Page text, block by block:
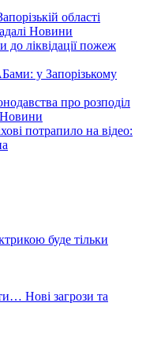
області
Новини
до ліквідації пожеж
у Запорізькому
про розподіл
Новини
потрапило на відео:
буде тільки
Нові загрози та